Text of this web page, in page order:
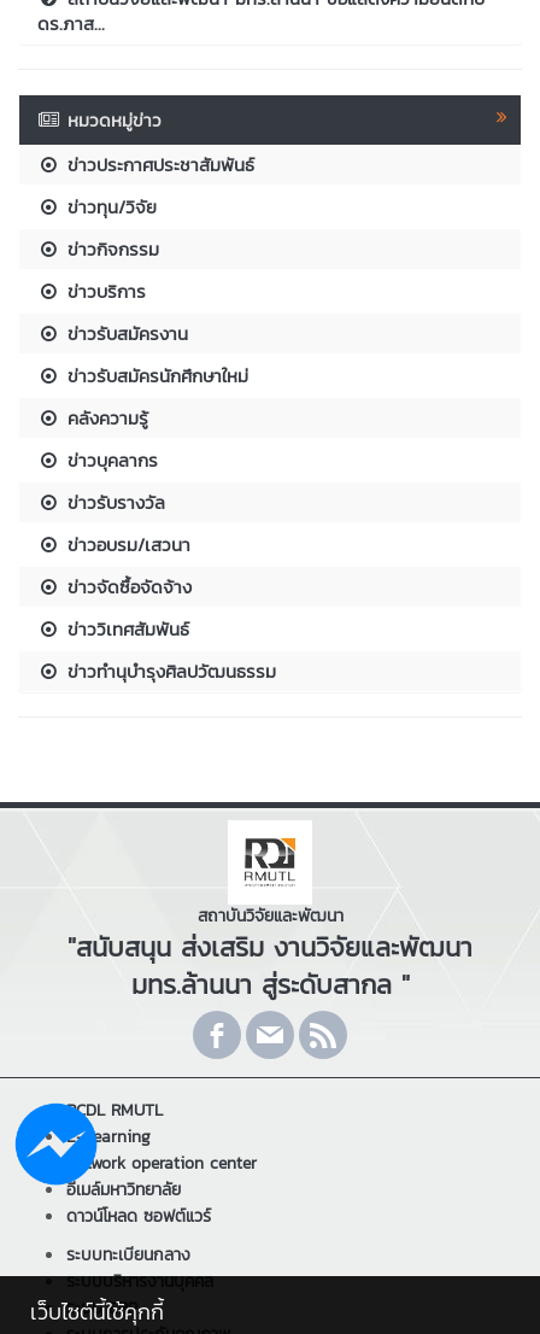
ดร.ภาส...
หมวดหมู่ข่าว
ข่าวประกาศประชาสัมพันธ์
ข่าวทุน/วิจัย
ข่าวกิจกรรม
ข่าวบริการ
ข่าวรับสมัครงาน
ข่าวรับสมัครนักศึกษาใหม่
คลังความรู้
ข่าวบุคลากร
ข่าวรับรางวัล
ข่าวอบรม/เสวนา
ข่าวจัดซื้อจัดจ้าง
ข่าววิเทศสัมพันธ์
ข่าวทำนุบำรุงศิลปวัฒนธรรม
สถาบันวิจัยและพัฒนา
"สนับสนุน ส่งเสริม งานวิจัยและพัฒนา
มทร.ล้านนา สู่ระดับสากล "
RCDL RMUTL
E-Learning
Network operation center
อีเมล์มหาวิทยาลัย
ดาวน์โหลด ซอฟต์แวร์
ระบบทะเบียนกลาง
ระบบบริหารงานบุคคล
ระบบ ERP
เว็บไซต์นี้ใช้คุกกี้